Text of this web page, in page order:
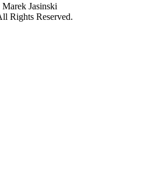
Jasinski
Rights Reserved.